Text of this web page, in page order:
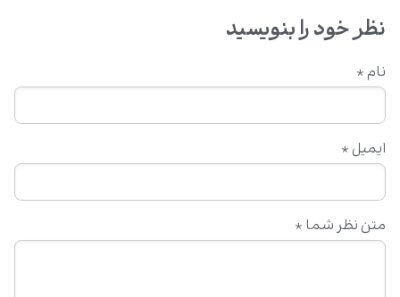
نظر خود را بنویسید
متن نظر شما *
نام *
ایمیل *